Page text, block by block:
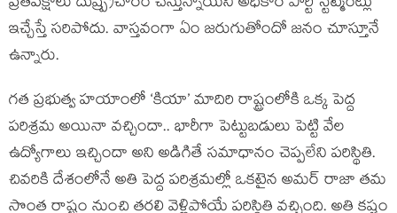
ఇచ్చేస్తే సరిపోదు. వాస్తవంగా ఏం జరుగుతోందో జనం చూస్తూనే
ఉన్నారు.
గత ప్రభుత్వ హయాంలో ‘కియా’ మాదిరి రాష్ట్రంలోకి ఒక్క పెద్ద
పరిశ్రమ అయినా వచ్చిందా.. భారీగా పెట్టుబడులు పెట్టి వేల
ఉద్యోగాలు ఇచ్చిందా అని అడిగితే సమాధానం చెప్పలేని పరిస్థితి.
చివరికి దేశంలోనే అతి పెద్ద పరిశ్రమల్లో ఒకటైన అమర్ రాజా తమ